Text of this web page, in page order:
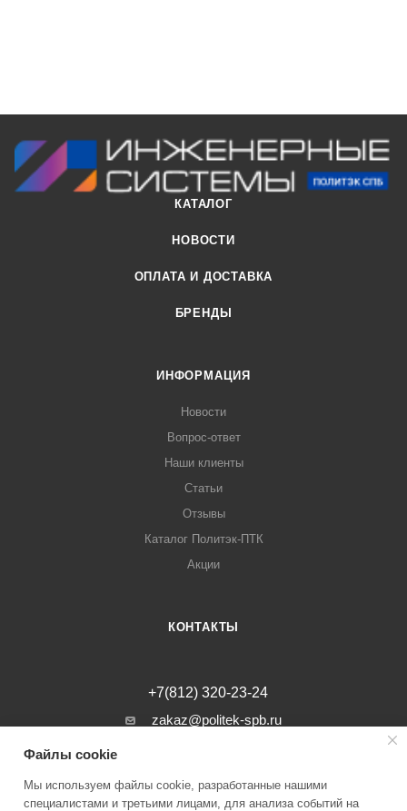
КАТАЛОГ
НОВОСТИ
ОПЛАТА И ДОСТАВКА
БРЕНДЫ
ИНФОРМАЦИЯ
Новости
Вопрос-ответ
Наши клиенты
Статьи
Отзывы
Каталог Политэк-ПТК
Акции
КОНТАКТЫ
+7(812) 320-23-24
zakaz@politek-spb.ru
г. Санкт-Петербург, Минеральная ул, д.
Файлы cookie
Мы используем файлы cookie, разработанные нашими
специалистами и третьими лицами, для анализа событий на